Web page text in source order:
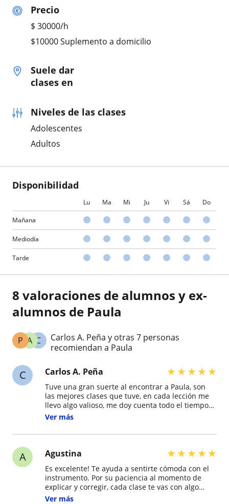
Precio
$ 30000/h
$10000 Suplemento a domicilio
Suele dar
clases en
Niveles de las clases
Adolescentes
Adultos
Disponibilidad
Lu Ma Mi Ju Vi Sá Do
Mañana
Mediodía
Tarde
8 valoraciones de alumnos y ex-
alumnos de Paula
C
A
P
Carlos A. Peña y otras 7 personas
recomiendan a Paula
C Carlos A. Peña ★★★★★
Tuve una gran suerte al encontrar a Paula, son
las mejores clases que tuve, en cada lección me
llevo algo valioso, me doy cuenta todo el tiempo
que perdí antes. Además, Paula es una persona
Ver más
A Agustina ★★★★★
Es excelente! Te ayuda a sentirte cómoda con el
instrumento. Por su paciencia al momento de
explicar y corregir, cada clase te vas con algo
nuevo para mejorar y seguir practicando con
Ver más